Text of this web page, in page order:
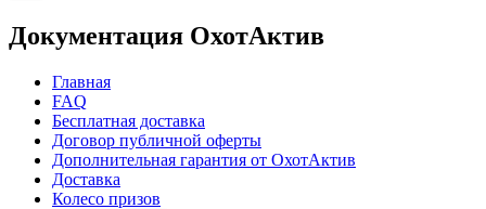
Документация ОхотАктив
Главная
FAQ
Бесплатная доставка
Договор публичной оферты
Дополнительная гарантия от ОхотАктив
Доставка
Колесо призов